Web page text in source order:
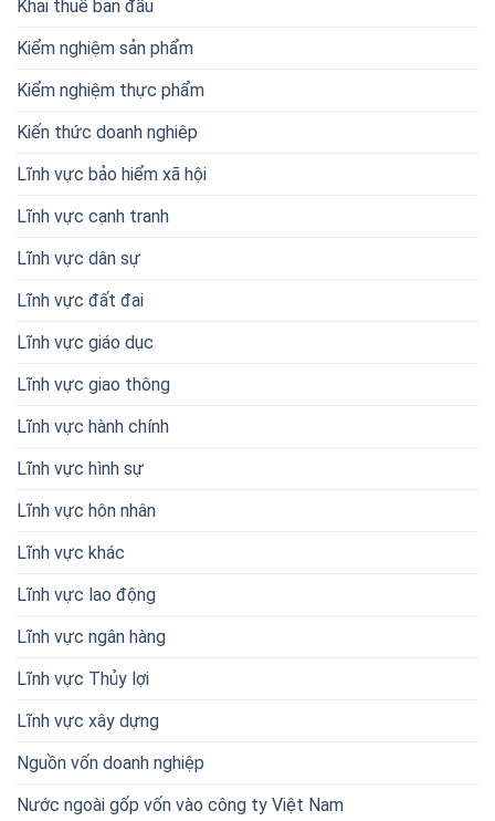
Khai thuế ban đầu
Kiểm nghiệm sản phẩm
Kiểm nghiệm thực phẩm
Kiến thức doanh nghiêp
Lĩnh vực bảo hiểm xã hội
Lĩnh vực cạnh tranh
Lĩnh vực dân sự
Lĩnh vực đất đai
Lĩnh vực giáo dục
Lĩnh vực giao thông
Lĩnh vực hành chính
Lĩnh vực hình sự
Lĩnh vực hôn nhân
Lĩnh vực khác
Lĩnh vực lao động
Lĩnh vực ngân hàng
Lĩnh vực Thủy lợi
Lĩnh vực xây dựng
Nguồn vốn doanh nghiệp
Nước ngoài gốp vốn vào công ty Việt Nam